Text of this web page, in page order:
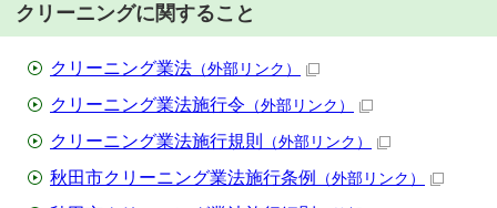
クリーニングに関すること
クリーニング業法 （外部リンク）
クリーニング業法施行令 （外部リンク）
クリーニング業法施行規則 （外部リンク）
秋田市クリーニング業法施行条例 （外部リンク）